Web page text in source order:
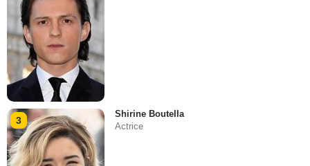
3
Shirine Boutella
Actrice